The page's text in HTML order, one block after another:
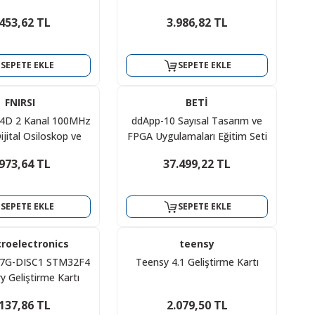
MIKROE
6.586,92 TL
SEPETE EKLE
HoldPeak
Pensampermetre
1.733,40 TL
SEPETE EKLE
Tabla
TL
SEPETE EKLE
CREALITY
SET Extruder (CR-10S Pro için)
2.600,10 TL
SEPETE EKLE
MCP
FNIRSI
Çok Fonksiyonlu
Akıllı Dijital
YOK
Espressif
Geliştirme Kartı Orijinal Kutulu
STOKTA YOK
TL
SEPETE EKLE
3.986,82 TL
SEPETE EKLE
FNIRSI
2 Kanal 100MHz
Osiloskop ve
TL
SEPETE EKLE
BETİ
ddApp-10 Sayısal Tasarım ve
FPGA Uygulamaları Eğitim Seti
37.499,22 TL
SEPETE EKLE
DISC1 STM32F4
Geliştirme Kartı
TL
teensy
Teensy 4.1 Geliştirme Kartı
2.079,50 TL